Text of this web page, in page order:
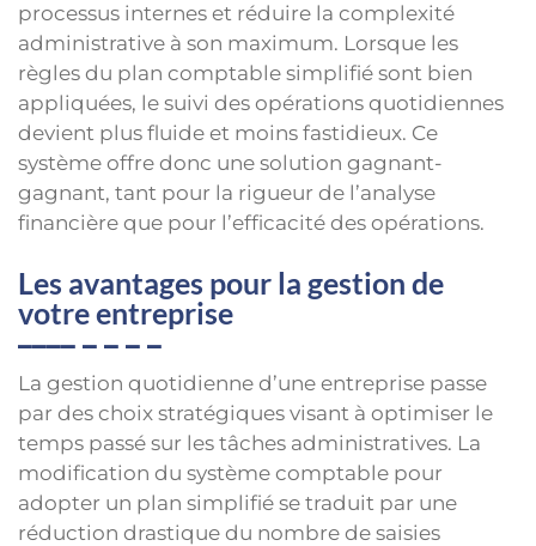
processus internes et réduire la complexité
administrative à son maximum. Lorsque les
règles du plan comptable simplifié sont bien
appliquées, le suivi des opérations quotidiennes
devient plus fluide et moins fastidieux. Ce
système offre donc une solution gagnant-
gagnant, tant pour la rigueur de l’analyse
financière que pour l’efficacité des opérations.
Les avantages pour la gestion de
votre entreprise
La gestion quotidienne d’une entreprise passe
par des choix stratégiques visant à optimiser le
temps passé sur les tâches administratives. La
modification du système comptable pour
adopter un plan simplifié se traduit par une
réduction drastique du nombre de saisies